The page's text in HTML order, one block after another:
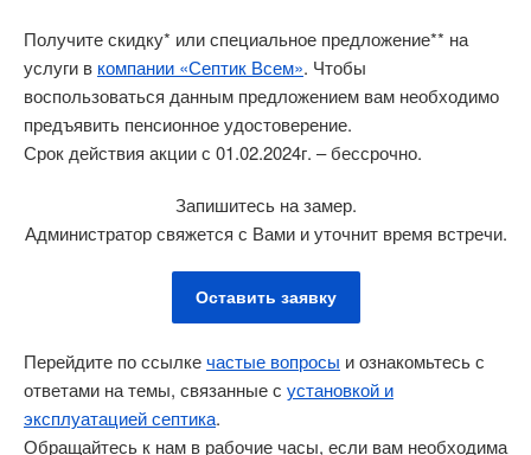
Получите скидку* или специальное предложение** на
услуги в компании «Септик Всем». Чтобы
воспользоваться данным предложением вам необходимо
предъявить пенсионное удостоверение.
Срок действия акции с 01.02.2024г. – бессрочно.
Запишитесь на замер.
Администратор свяжется с Вами и уточнит время встречи.
Оставить заявку
Перейдите по ссылкечастые вопросы и ознакомьтесь с
ответами на темы, связанные с установкой и
эксплуатацией септика.
Обращайтесь к нам в рабочие часы, если вам необходима